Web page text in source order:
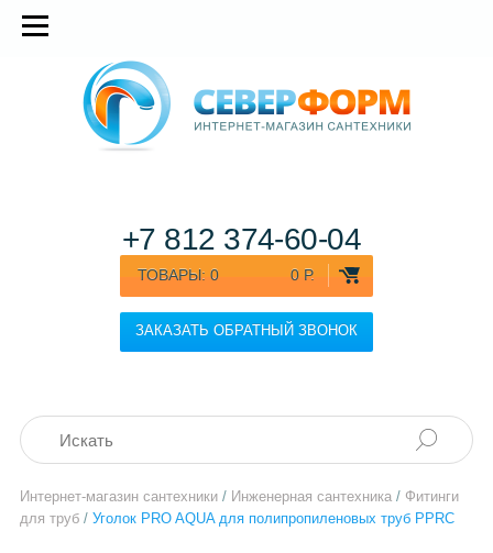
ТОВАРЫ: 0 0 Р.
ЗАКАЗАТЬ ОБРАТНЫЙ ЗВОНОК
+7 812 374-60-04
Интернет-магазин сантехники / Инженерная сантехника / Фитинги
для труб / Уголок PRO AQUA для полипропиленовых труб PPRC